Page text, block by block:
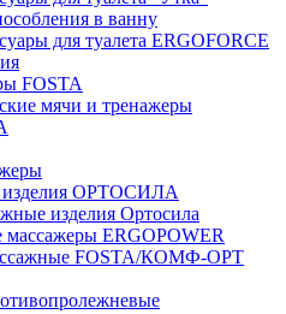
в ванну
для туалета ERGOFORCE
FOSTA
мячи и тренажеры
изделия ОРТОСИЛА
изделия Ортосила
массажеры ERGOPOWER
FOSTA/КОМФ-ОРТ